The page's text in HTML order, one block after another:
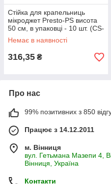
Стійка для крапельниць
мікроджет Presto-PS висота
50 см, в упаковці - 10 шт. (CS-
0150)
Немає в наявності
316,35 ₴
Про нас
99% позитивних з 850
Працює з 14.12.2011
м. Вінниця
вул. Гетьмана Мазепи 4,
Вінниця, Україна
Контакти